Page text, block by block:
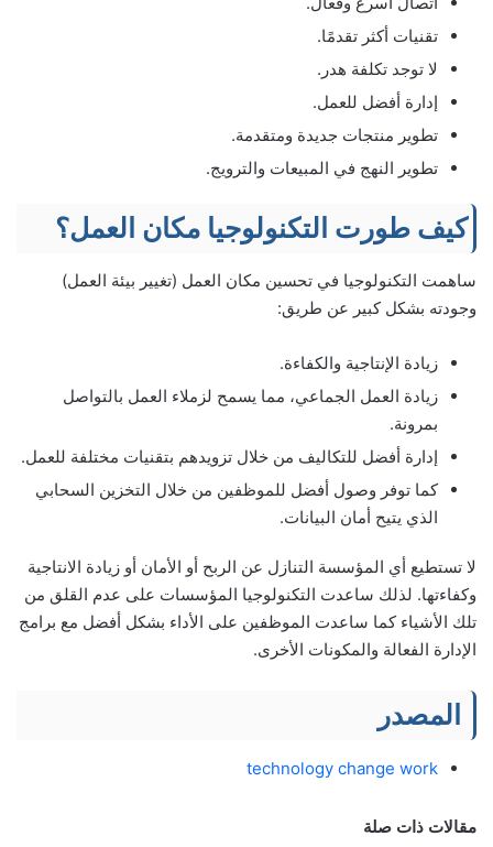
تقنيات أكثر تقدمًا.
لا توجد تكلفة هدر.
إدارة أفضل للعمل.
تطوير منتجات جديدة ومتقدمة.
تطوير النهج في المبيعات والترويج.
كيف طورت التكنولوجيا مكان العمل؟
ساهمت التكنولوجيا في تحسين مكان العمل (تغيير بيئة العمل)
وجودته بشكل كبير عن طريق:
زيادة الإنتاجية والكفاءة.
زيادة العمل الجماعي، مما يسمح لزملاء العمل بالتواصل
بمرونة.
إدارة أفضل للتكاليف من خلال تزويدهم بتقنيات مختلفة للعمل.
كما توفر وصول أفضل للموظفين من خلال التخزين السحابي
الذي يتيح أمان البيانات.
لا تستطيع أي المؤسسة التنازل عن الربح أو الأمان أو زيادة الانتاجية
وكفاءتها. لذلك ساعدت التكنولوجيا المؤسسات على عدم القلق من
تلك الأشياء كما ساعدت الموظفين على الأداء بشكل أفضل مع برامج
الإدارة الفعالة والمكونات الأخرى.
المصدر
technology change work
مقالات ذات صلة